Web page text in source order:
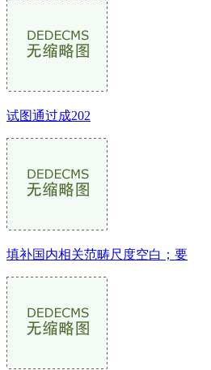
试图通过成202
填补国内相关范畴尺度空白；要